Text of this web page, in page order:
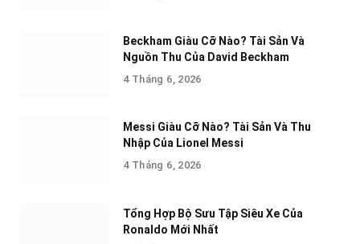
Beckham Giàu Cỡ Nào? Tài Sản Và
Nguồn Thu Của David Beckham
4 Tháng 6, 2026
Messi Giàu Cỡ Nào? Tài Sản Và Thu
Nhập Của Lionel Messi
4 Tháng 6, 2026
Tổng Hợp Bộ Sưu Tập Siêu Xe Của
Ronaldo Mới Nhất